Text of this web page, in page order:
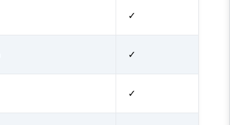
✓
✓
✓